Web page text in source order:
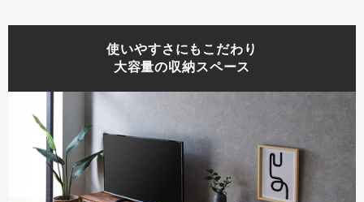
使いやすさにもこだわり
大容量の収納スペース